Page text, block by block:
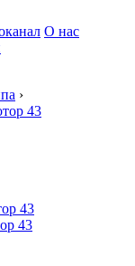
О нас
›
43
43
43